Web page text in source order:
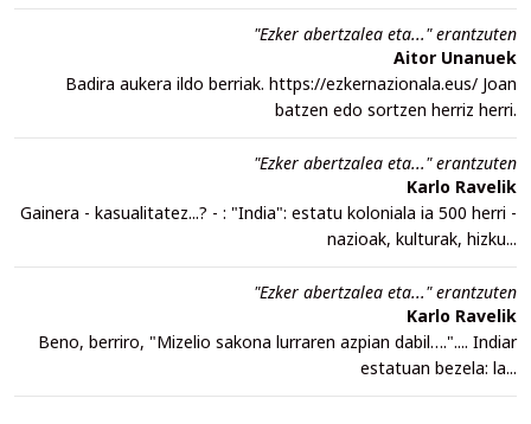
"Ezker abertzalea eta..." erantzuten
Aitor Unanuek
Badira aukera ildo berriak. https://ezkernazionala.eus/ Joan
batzen edo sortzen herriz herri.
"Ezker abertzalea eta..." erantzuten
Karlo Ravelik
Gainera - kasualitatez...? - : "India": estatu koloniala ia 500 herri -
nazioak, kulturak, hizku...
"Ezker abertzalea eta..." erantzuten
Karlo Ravelik
Beno, berriro, "Mizelio sakona lurraren azpian dabil….".... Indiar
estatuan bezela: la...